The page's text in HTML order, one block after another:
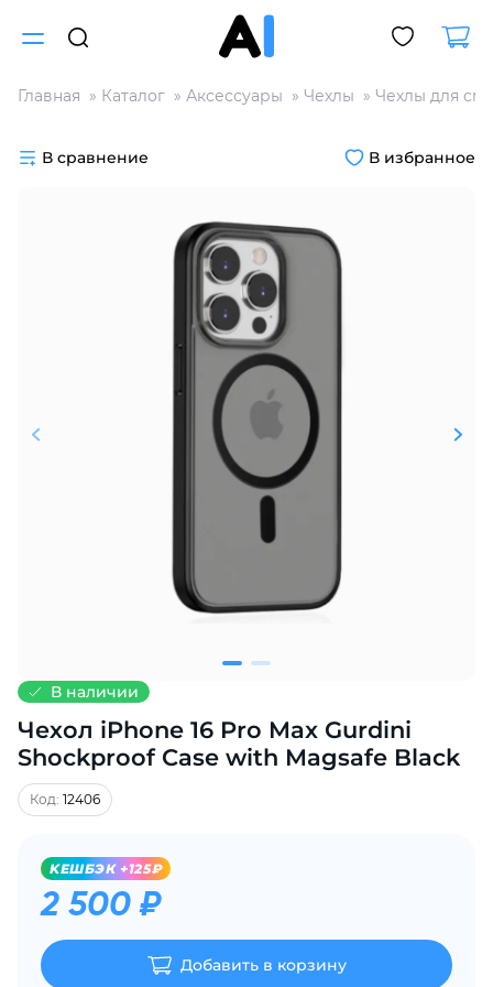
Главная Каталог Аксессуары Чехлы Чехлы для
В наличии
Чехол iPhone 16 Pro Max Gurdini
Shockproof Case with Magsafe Black
Код: 12406
KЕШБЭК +125₽
2 500 ₽
Добавить в корзину
В сравнение В избранное
Разбейте
на части
без переплат
График платежей
25
% картой любого банка
Получайте товар
выбранный способом
списываться
по25%каждые 2 недели
Подробнее